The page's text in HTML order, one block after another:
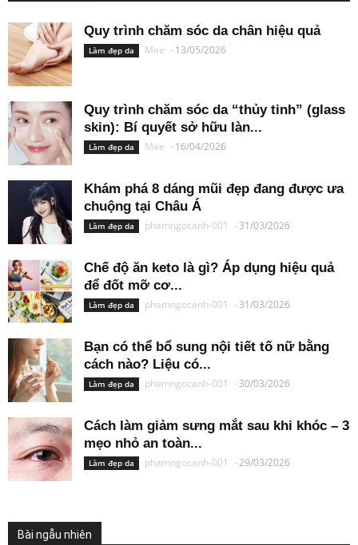
Quy trình chăm sóc da chân hiệu quả
Làm đẹp da Mee - 13/05/2026
Quy trình chăm sóc da “thủy tinh” (glass
skin): Bí quyết sở hữu làn...
Làm đẹp da Mee - 16/04/2026
Khám phá 8 dáng mũi đẹp đang được ưa
chuộng tại Châu Á
Làm đẹp da phamngocanh-001 - 31/03/2026
Chế độ ăn keto là gì? Áp dụng hiệu quả
để đốt mỡ cơ...
Làm đẹp da phamngocanh-001 - 31/03/2026
Bạn có thể bổ sung nội tiết tố nữ bằng
cách nào? Liệu có...
Làm đẹp da phamngocanh-001 - 30/03/2026
Cách làm giảm sưng mắt sau khi khóc – 3
mẹo nhỏ an toàn...
Làm đẹp da phamngocanh-001 -29/03/2026
Bài ngẫu nhiên